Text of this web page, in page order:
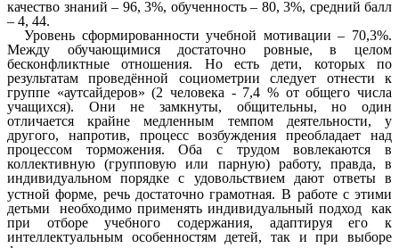
качество знаний – 96, 3%, обученность – 80, 3%, средний балл
– 4, 44.
Уровень сформированности учебной мотивации – 70,3%.
Между обучающимися достаточно ровные, в целом
бесконфликтные отношения. Но есть дети, которых по
результатам проведённой социометрии следует отнести к
группе «аутсайдеров» (2 человека - 7,4 % от общего числа
учащихся). Они не замкнуты, общительны, но один
отличается крайне медленным темпом деятельности, у
другого, напротив, процесс возбуждения преобладает над
процессом торможения. Оба с трудом вовлекаются в
коллективную (групповую или парную) работу, правда, в
индивидуальном порядке с удовольствием дают ответы в
устной форме, речь достаточно грамотная. В работе с этими
детьми необходимо применять индивидуальный подход как
при отборе учебного содержания, адаптируя его к
интеллектуальным особенностям детей, так и при выборе